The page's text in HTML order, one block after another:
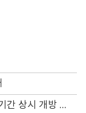
2025학년도 1학기 기말고사 기간 상시 개방 출입문 안내